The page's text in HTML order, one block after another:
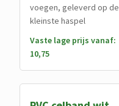
voegen, geleverd op de
kleinste haspel
Vaste lage prijs vanaf:
10,75